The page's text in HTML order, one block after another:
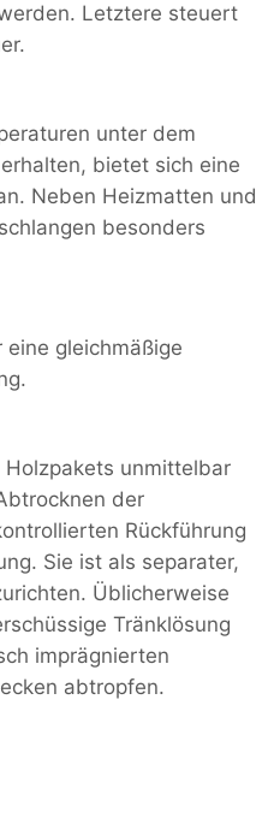
Letztere steuert
unter dem
bietet sich eine
Neben Heizmatten und
besonders
gleichmäßige
unmittelbar
der
Rückführung
Sie ist als separater,
Üblicherweise
Tränklösung
imprägnierten
abtropfen.